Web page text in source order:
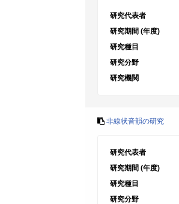
研究代表者
研究期間 (年度)
研究種目
研究分野
研究機関
非線状音韻の研究
研究代表者
研究期間 (年度)
研究種目
研究分野